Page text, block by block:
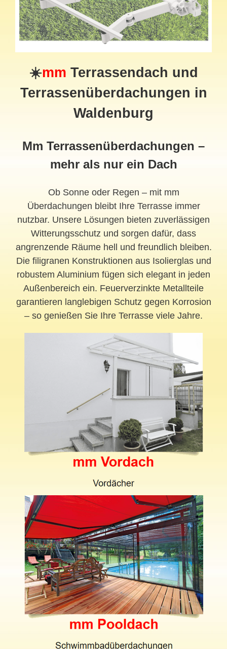
☀️mm Terrassendach und
Terrassenüberdachungen in
Waldenburg
Mm Terrassenüberdachungen –
mehr als nur ein Dach
Ob Sonne oder Regen – mit mm
Überdachungen bleibt Ihre Terrasse immer
nutzbar. Unsere Lösungen bieten zuverlässigen
Witterungsschutz und sorgen dafür, dass
angrenzende Räume hell und freundlich bleiben.
Die filigranen Konstruktionen aus Isolierglas und
robustem Aluminium fügen sich elegant in jeden
Außenbereich ein. Feuerverzinkte Metallteile
garantieren langlebigen Schutz gegen Korrosion
– so genießen Sie Ihre Terrasse viele Jahre.